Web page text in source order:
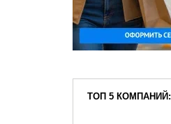
ТОП 5 КОМПАНИЙ: